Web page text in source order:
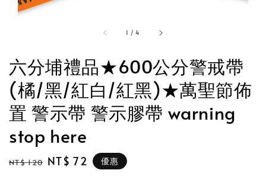
1 /4
六分埔禮品★600公分警戒帶
(橘/黑/紅白/紅黑)★萬聖節佈
置 警示帶 警示膠帶 warning
stop here
Regular
NT$ 120 Sale
NT$ 72 優惠